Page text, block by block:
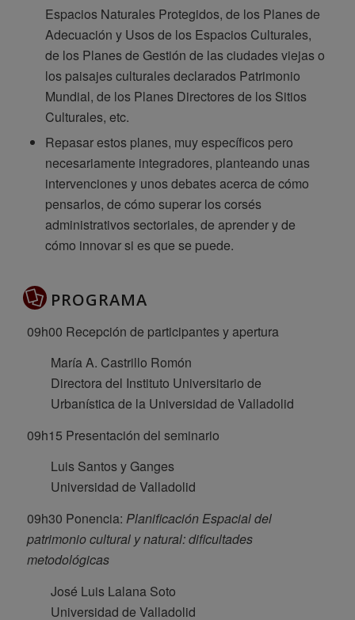
Espacios Naturales Protegidos, de los Planes de
Adecuación y Usos de los Espacios Culturales,
de los Planes de Gestión de las ciudades viejas o
los paisajes culturales declarados Patrimonio
Mundial, de los Planes Directores de los Sitios
Culturales, etc.
Repasar estos planes, muy específicos pero
necesariamente integradores, planteando unas
intervenciones y unos debates acerca de cómo
pensarlos, de cómo superar los corsés
administrativos sectoriales, de aprender y de
cómo innovar si es que se puede.
PROGRAMA
09h00 Recepción de participantes y apertura
María A. Castrillo Romón
Directora del Instituto Universitario de
Urbanística de la Universidad de Valladolid
09h15 Presentación del seminario
Luis Santos y Ganges
Universidad de Valladolid
09h30 Ponencia: Planificación Espacial del
patrimonio cultural y natural: dificultades
metodológicas
José Luis Lalana Soto
Universidad de Valladolid